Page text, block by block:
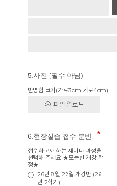
5.사진 (필수 아님)
반명함 크기(가로3cm 세로4cm)
파일 업로드
6.현장실습 접수 분반
접수하고자 하는 세미나 과정을
선택해 주세요 ★모든반 개강 확
정★
26년 8월 22일 개강반 (26
년 2학기)